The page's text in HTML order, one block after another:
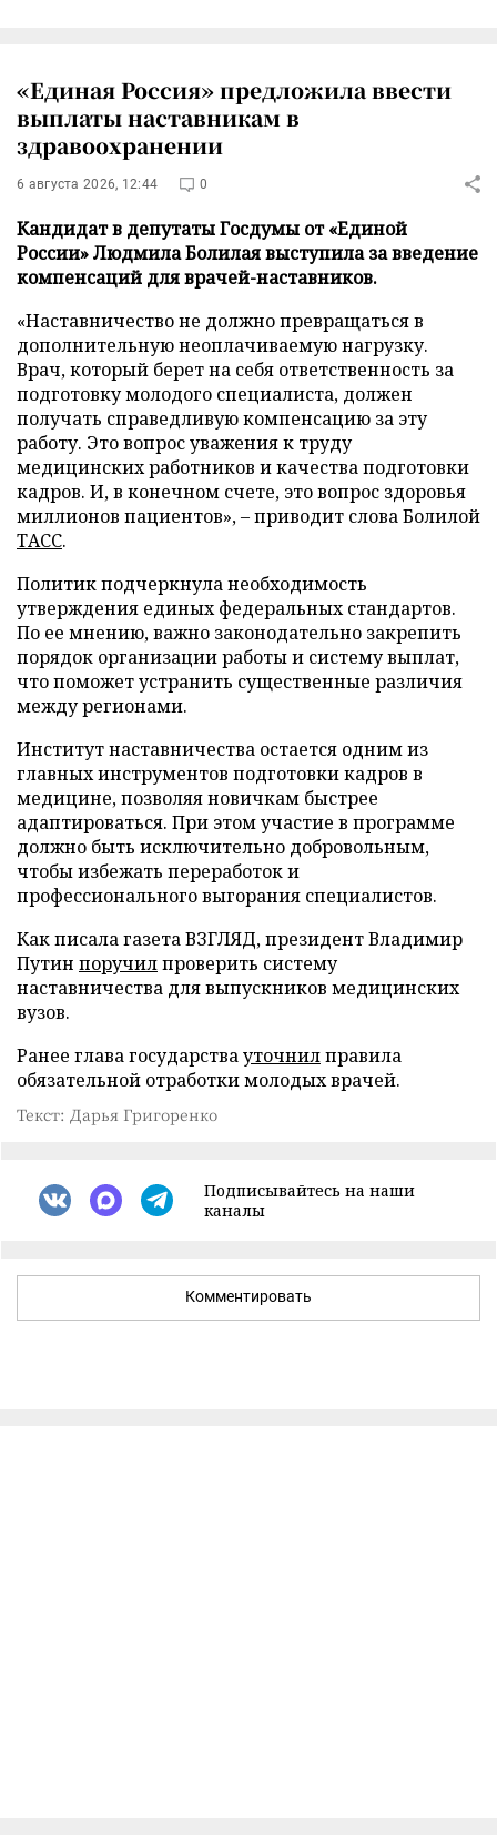
«Единая Россия» предложила ввести
выплаты наставникам в
здравоохранении
6 августа 2026, 12:44 0
Кандидат в депутаты Госдумы от «Единой
России» Людмила Болилая выступила за введение
компенсаций для врачей-наставников.
«Наставничество не должно превращаться в
дополнительную неоплачиваемую нагрузку.
Врач, который берет на себя ответственность за
подготовку молодого специалиста, должен
получать справедливую компенсацию за эту
работу. Это вопрос уважения к труду
медицинских работников и качества подготовки
кадров. И, в конечном счете, это вопрос здоровья
миллионов пациентов», – приводит слова Болилой
ТАСС.
Политик подчеркнула необходимость
утверждения единых федеральных стандартов.
По ее мнению, важно законодательно закрепить
порядок организации работы и систему выплат,
что поможет устранить существенные различия
между регионами.
Институт наставничества остается одним из
главных инструментов подготовки кадров в
медицине, позволяя новичкам быстрее
адаптироваться. При этом участие в программе
должно быть исключительно добровольным,
чтобы избежать переработок и
профессионального выгорания специалистов.
Как писала газета ВЗГЛЯД, президент Владимир
Путин поручилпроверить систему
наставничества для выпускников медицинских
вузов.
Ранее глава государствауточнилправила
обязательной отработки молодых врачей.
Текст: Дарья Григоренко
Подписывайтесь на наши
каналы
Комментировать